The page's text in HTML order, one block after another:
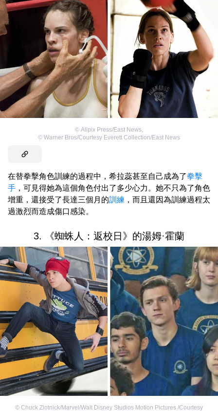
© Allpix Press/East News
© Warner Bros/Courtesy Everett Collection/East News
在替拳擊角色訓練的過程中，希拉蕊甚至自己成為了拳擊
手 ，可見得她為這個角色付出了多少心力。她不只為了角色
增重，還接受了長達三個月的訓練 ，而且還因為訓練過程太
過激烈而造成傷口感染。
3. 《蜘蛛人：返校日》的湯姆·霍蘭
© Chuck Zlotnick/Marvel/Walt Disney Studios Motion Pictures /Courtesy